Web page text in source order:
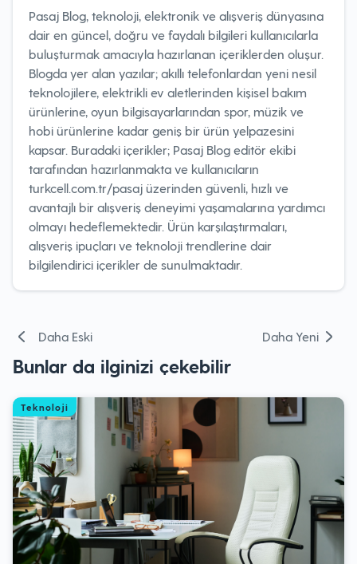
Pasaj Blog, teknoloji, elektronik ve alışveriş dünyasına
dair en güncel, doğru ve faydalı bilgileri kullanıcılarla
buluşturmak amacıyla hazırlanan içeriklerden oluşur.
Blogda yer alan yazılar; akıllı telefonlardan yeni nesil
teknolojilere, elektrikli ev aletlerinden kişisel bakım
ürünlerine, oyun bilgisayarlarından spor, müzik ve
hobi ürünlerine kadar geniş bir ürün yelpazesini
kapsar. Buradaki içerikler; Pasaj Blog editör ekibi
tarafından hazırlanmakta ve kullanıcıların
turkcell.com.tr/pasaj üzerinden güvenli, hızlı ve
avantajlı bir alışveriş deneyimi yaşamalarına yardımcı
olmayı hedeflemektedir. Ürün karşılaştırmaları,
alışveriş ipuçları ve teknoloji trendlerine dair
bilgilendirici içerikler de sunulmaktadır.
Yazı
Daha Eski Daha Yeni
Bunlar da ilginizi çekebilir
Teknoloji